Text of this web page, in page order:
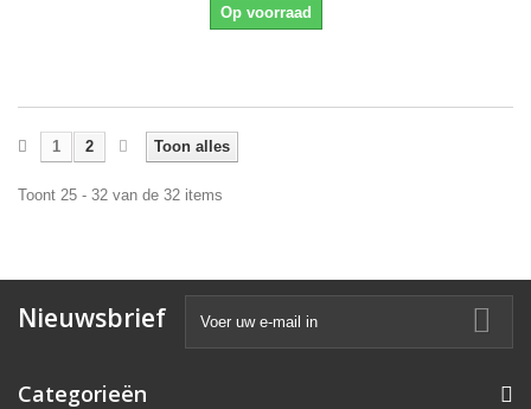
Op voorraad
Toon alles
1 2
Toont 25 - 32 van de 32 items
Nieuwsbrief
Categorieën